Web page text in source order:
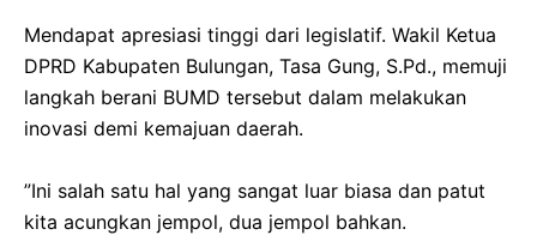
‎Mendapat apresiasi tinggi dari legislatif. Wakil Ketua
DPRD Kabupaten Bulungan, Tasa Gung, S.Pd., memuji
langkah berani BUMD tersebut dalam melakukan
inovasi demi kemajuan daerah.
‎​”Ini salah satu hal yang sangat luar biasa dan patut
kita acungkan jempol, dua jempol bahkan.